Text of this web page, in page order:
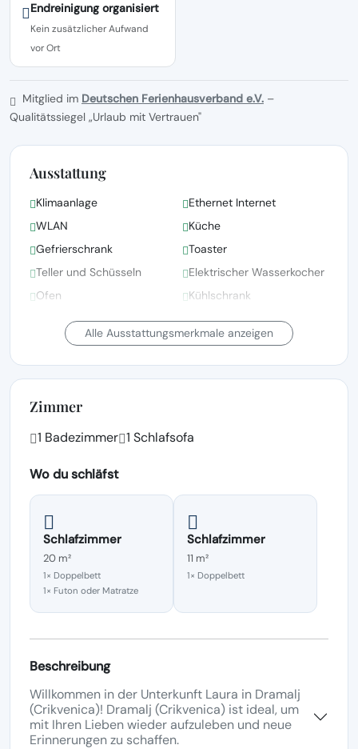
Endreinigung organisiert
Kein zusätzlicher Aufwand
vor Ort
Mitglied im Deutschen Ferienhausverband e.V. –
Qualitätssiegel „Urlaub mit Vertrauen"
Ausstattung
Klimaanlage
Ethernet Internet
WLAN
Küche
Gefrierschrank
Toaster
Teller und Schüsseln
Elektrischer Wasserkocher
Ofen
Kühlschrank
Haartrockner
Garten-/Außendusche
Alle Ausstattungsmerkmale anzeigen
Zimmer
1 Badezimmer 1 Schlafsofa
Wo du schläfst
Schlafzimmer
20 m²
1× Doppelbett
1× Futon oder Matratze
Schlafzimmer
11 m²
1× Doppelbett
Beschreibung
Willkommen in der Unterkunft Laura in Dramalj
(Crikvenica)! Dramalj (Crikvenica) ist ideal, um
mit Ihren Lieben wieder aufzuleben und neue
Erinnerungen zu schaffen.